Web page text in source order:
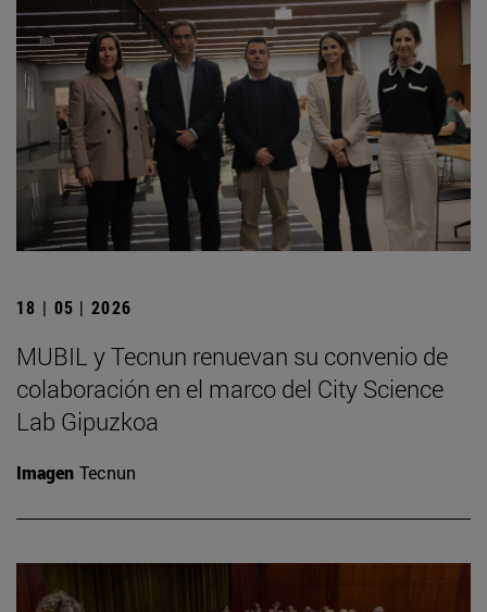
18 | 05 | 2026
MUBIL y Tecnun renuevan su convenio de
colaboración en el marco del City Science
Lab Gipuzkoa
Imagen Tecnun